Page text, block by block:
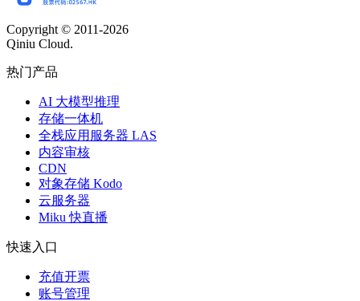
Copyright © 2011-2026
Qiniu Cloud.
热门产品
AI 大模型推理
存储一体机
全栈应用服务器 LAS
内容审核
CDN
对象存储 Kodo
云服务器
Miku 快直播
快速入口
充值开票
账号管理